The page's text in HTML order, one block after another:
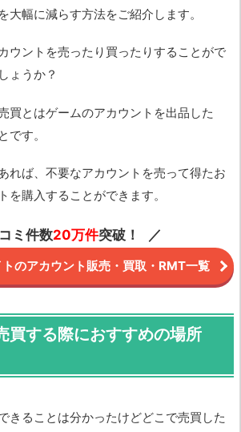
大幅に減らす方法をご紹介します。
ウントを売ったり買ったりすることがで
ょうか？
買とはゲームのアカウントを出品した
です。
れば、不要なアカウントを売って得たお
を購入することができます。
ミ件数20万件突破！
のアカウント販売・買取・RMT一覧
買する際におすすめの場所
きることは分かったけどどこで売買した